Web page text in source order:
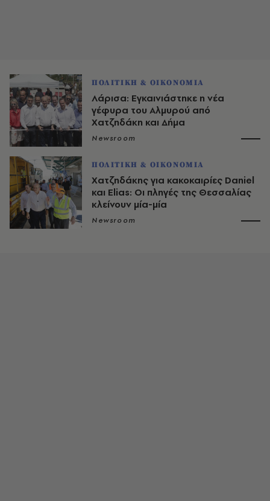
ΠΟΛΙΤΙΚΗ & ΟΙΚΟΝΟΜΙΑ
Λάρισα: Εγκαινιάστηκε η νέα
γέφυρα του Αλμυρού από
Χατζηδάκη και Δήμα
Newsroom
ΠΟΛΙΤΙΚΗ & ΟΙΚΟΝΟΜΙΑ
Χατζηδάκης για κακοκαιρίες Daniel
και Elias: Οι πληγές της Θεσσαλίας
κλείνουν μία-μία
Newsroom